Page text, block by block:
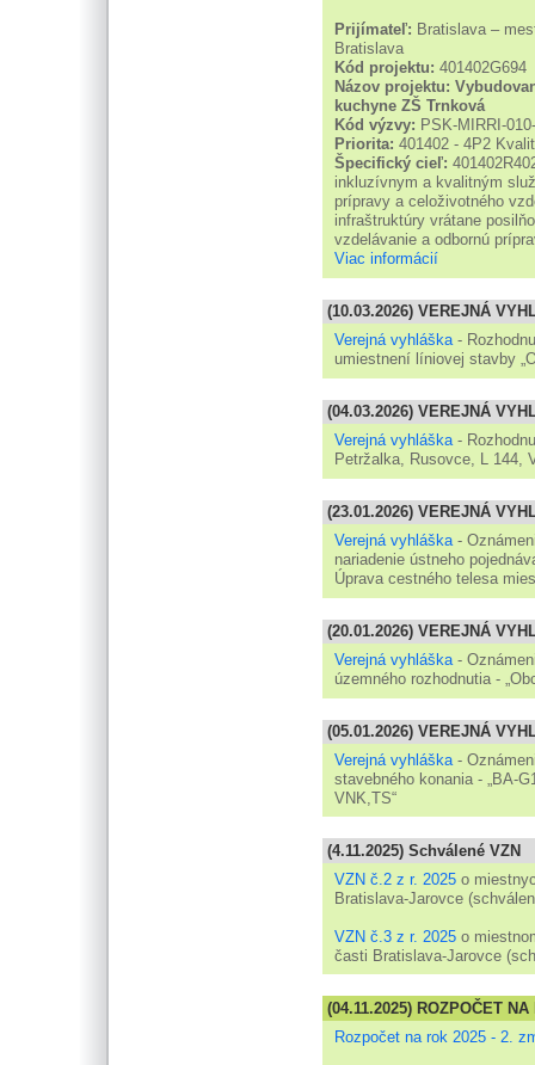
Prijímateľ: Bratislava –
Bratislava
Kód projektu: 401402G694
Názov projektu:
kuchyne ZŠ Trnková
Kód výzvy: PSK-MIRRI-
Priorita: 401402 - 4P2
Špecifický cieľ:
inkluzívnym a kvalitným
prípravy a celoživotného
infraštruktúry vrátane
vzdelávanie a odbornú
Viac informácií
(10.03.2026) VEREJNÁ
Verejná vyhláška-
umiestnení líniovej stavby
(04.03.2026) VEREJNÁ
Verejná vyhláška-
Petržalka, Rusovce, L 144,
(23.01.2026) VEREJNÁ
Verejná vyhláška-
nariadenie ústneho
Úprava cestného telesa
(20.01.2026) VEREJNÁ
Verejná vyhláška-
územného rozhodnutia -
(05.01.2026) VEREJNÁ
Verejná vyhláška-
stavebného konania - „BA-
VNK,TS“
(4.11.2025) Schválené VZN
VZN č.2 z r. 2025o
Bratislava-Jarovce
VZN č.3 z r. 2025o
časti Bratislava-Jarovce
(04.11.2025) ROZPOČET
Rozpočet na rok 2025 - 2.